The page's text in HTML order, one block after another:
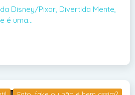
Disney/Pixar, Divertida Mente,
é uma…